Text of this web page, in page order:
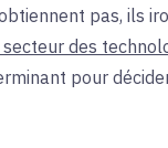
pas, ils
des
pour